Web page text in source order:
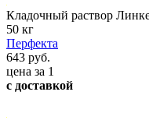
Кладочный раствор
50 кг
Перфекта
643 руб.
цена за 1
с доставкой